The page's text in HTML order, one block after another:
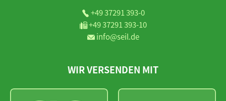
+49 37291 393-0
+49 37291 393-10
info@seil.de
WIR VERSENDEN MIT